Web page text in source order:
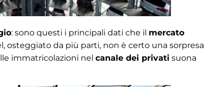
: sono questi i principali dati che il mercato
osteggiato da più parti, non è certo una sorpresa
immatricolazioni nel canale dei privati suona